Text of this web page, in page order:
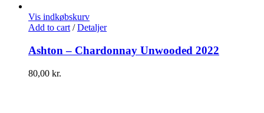
Vis indkøbskurv
Add to cart / Detaljer
Ashton – Chardonnay Unwooded 2022
80,00 kr.